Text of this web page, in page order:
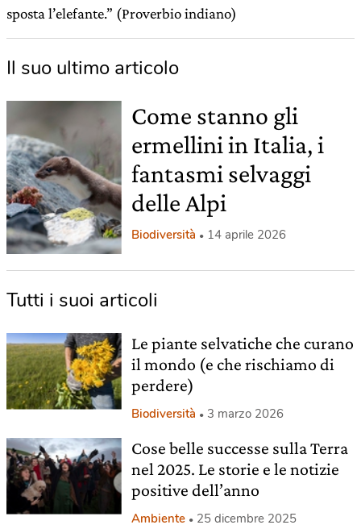
sposta l’elefante.” (Proverbio indiano)
Il suo ultimo articolo
Come stanno gli
ermellini in Italia, i
fantasmi selvaggi
delle Alpi
Biodiversità 14 aprile 2026
Tutti i suoi articoli
Le piante selvatiche che curano
il mondo (e che rischiamo di
perdere)
Biodiversità 3 marzo 2026
Cose belle successe sulla Terra
nel 2025. Le storie e le notizie
positive dell’anno
Ambiente 25 dicembre 2025